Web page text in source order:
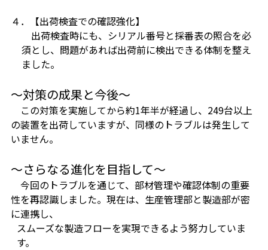
４．【出荷検査での確認強化】
出荷検査時にも、シリアル番号と採番表の照合を必
須とし、問題があれば出荷前に検出できる体制を整え
ました。
～対策の成果と今後～
この対策を実施してから約1年半が経過し、249台以上
の装置を出荷していますが、同様のトラブルは発生して
いません。
～さらなる進化を目指して～
今回のトラブルを通じて、部材管理や確認体制の重要
性を再認識しました。現在は、生産管理部と製造部が密
に連携し、
スムーズな製造フローを実現できるよう努力していま
す。